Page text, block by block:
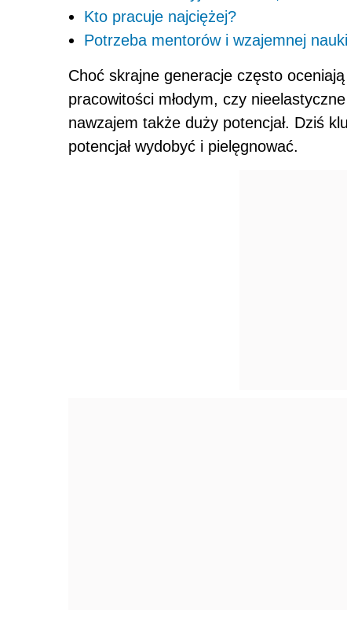
Kto pracuje najciężej?
Potrzeba mentorów i wzajemnej nauki
Choć skrajne generacje często
pracowitości młodym, czy
nawzajem także duży potencjał. Dziś
potencjał wydobyć i pielęgnować.